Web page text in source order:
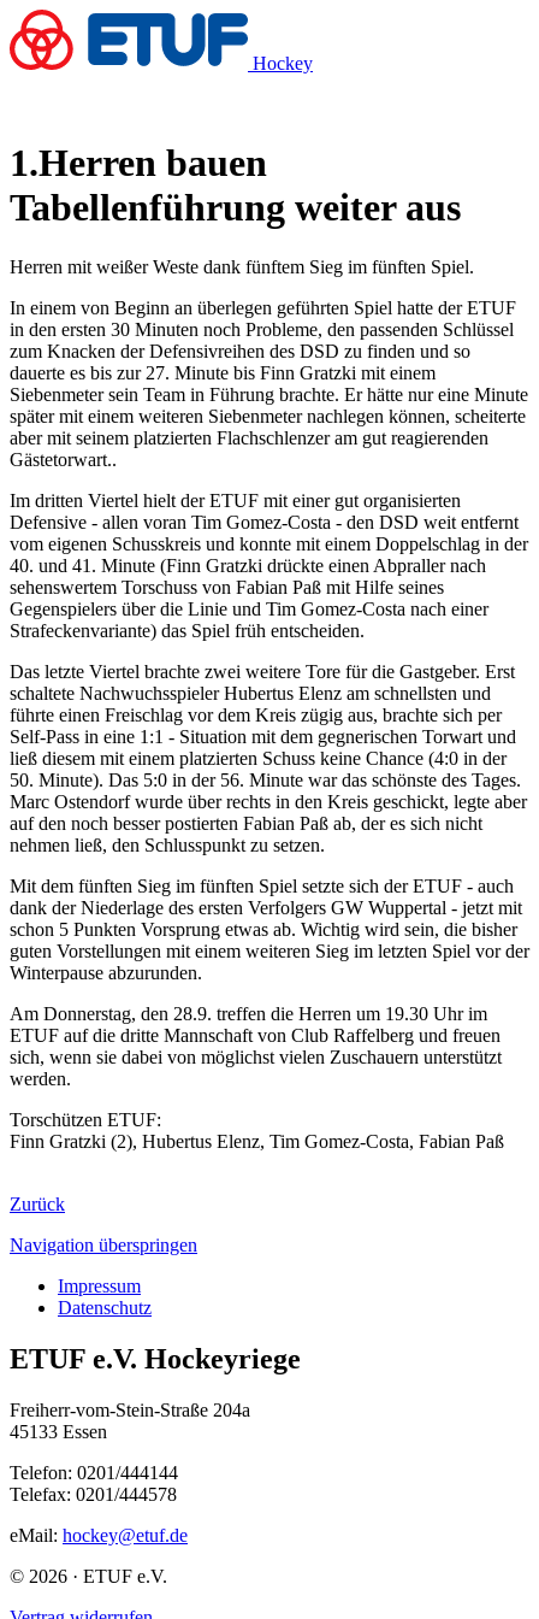
Hockey
1.Herren bauen
Tabellenführung weiter aus
Herren mit weißer Weste dank fünftem Sieg im fünften Spiel.
In einem von Beginn an überlegen geführten Spiel hatte der ETUF
in den ersten 30 Minuten noch Probleme, den passenden Schlüssel
zum Knacken der Defensivreihen des DSD zu finden und so
dauerte es bis zur 27. Minute bis Finn Gratzki mit einem
Siebenmeter sein Team in Führung brachte. Er hätte nur eine Minute
später mit einem weiteren Siebenmeter nachlegen können, scheiterte
aber mit seinem platzierten Flachschlenzer am gut reagierenden
Gästetorwart..
Im dritten Viertel hielt der ETUF mit einer gut organisierten
Defensive - allen voran Tim Gomez-Costa - den DSD weit entfernt
vom eigenen Schusskreis und konnte mit einem Doppelschlag in der
40. und 41. Minute (Finn Gratzki drückte einen Abpraller nach
sehenswertem Torschuss von Fabian Paß mit Hilfe seines
Gegenspielers über die Linie und Tim Gomez-Costa nach einer
Strafeckenvariante) das Spiel früh entscheiden.
Das letzte Viertel brachte zwei weitere Tore für die Gastgeber. Erst
schaltete Nachwuchsspieler Hubertus Elenz am schnellsten und
führte einen Freischlag vor dem Kreis zügig aus, brachte sich per
Self-Pass in eine 1:1 - Situation mit dem gegnerischen Torwart und
ließ diesem mit einem platzierten Schuss keine Chance (4:0 in der
50. Minute). Das 5:0 in der 56. Minute war das schönste des Tages.
Marc Ostendorf wurde über rechts in den Kreis geschickt, legte aber
auf den noch besser postierten Fabian Paß ab, der es sich nicht
nehmen ließ, den Schlusspunkt zu setzen.
Mit dem fünften Sieg im fünften Spiel setzte sich der ETUF - auch
dank der Niederlage des ersten Verfolgers GW Wuppertal - jetzt mit
schon 5 Punkten Vorsprung etwas ab. Wichtig wird sein, die bisher
guten Vorstellungen mit einem weiteren Sieg im letzten Spiel vor der
Winterpause abzurunden.
Am Donnerstag, den 28.9. treffen die Herren um 19.30 Uhr im
ETUF auf die dritte Mannschaft von Club Raffelberg und freuen
sich, wenn sie dabei von möglichst vielen Zuschauern unterstützt
werden.
Torschützen ETUF:
Finn Gratzki (2), Hubertus Elenz, Tim Gomez-Costa, Fabian Paß
Zurück
Navigation überspringen
Impressum
Datenschutz
ETUF e.V. Hockeyriege
Freiherr-vom-Stein-Straße 204a
45133 Essen
Telefon: 0201/444144
Telefax: 0201/444578
eMail: hockey@etuf.de
© 2026 · ETUF e.V.